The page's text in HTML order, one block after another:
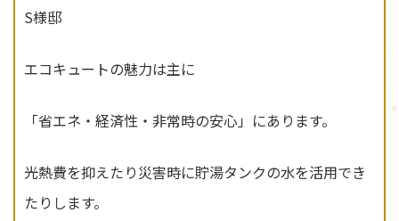
S様邸
エコキュートの魅力は主に
「省エネ・経済性・非常時の安心」にあります。
光熱費を抑えたり災害時に貯湯タンクの水を活用でき
たりします。